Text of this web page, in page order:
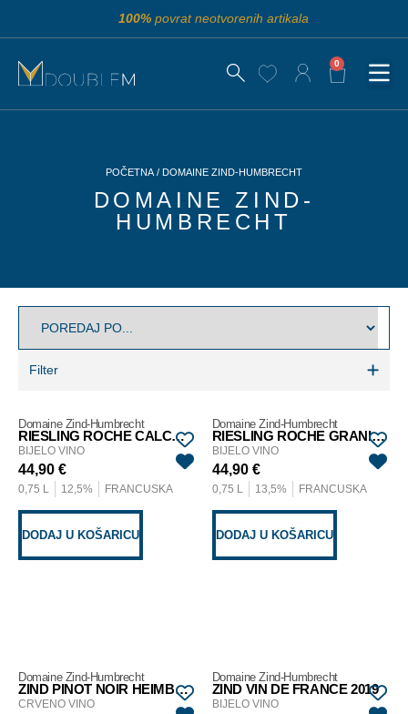
100%povrat neotvorenih artikala
0
POČETNA / DOMAINE ZIND-HUMBRECHT
DOMAINE ZIND-
HUMBRECHT
Filter
Domaine Zind-Humbrecht
RIESLING ROCHE CALCAIRE 2019
BIJELO VINO
44,90 €
0,75 L 12,5% FRANCUSKA
DODAJ U KOŠARICU
Domaine Zind-Humbrecht
RIESLING ROCHE GRANITIQUE 2020
BIJELO VINO
44,90 €
0,75 L 13,5% FRANCUSKA
DODAJ U KOŠARICU
Domaine Zind-Humbrecht
ZIND PINOT NOIR HEIMBOURG 2016
CRVENO VINO
Domaine Zind-Humbrecht
ZIND VIN DE FRANCE 2019
BIJELO VINO